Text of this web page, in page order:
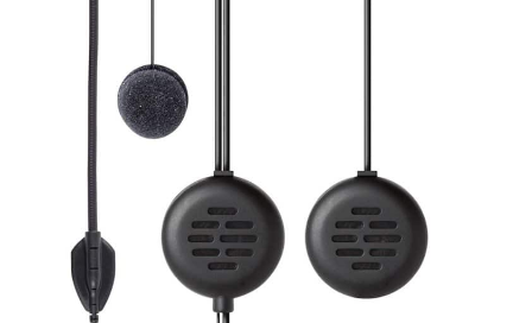
S3, mais également
avec la plupart des
autres casques
Bluetooth sur le
marché